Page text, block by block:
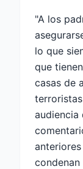
"A los
lo que
que
casas de
audiencia
condenan